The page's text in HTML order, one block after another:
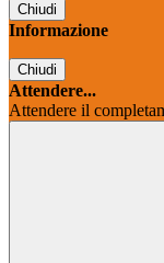
Chiudi
Informazione
Chiudi
Attendere...
Attendere il